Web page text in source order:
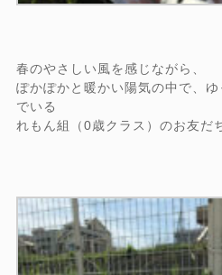
春のやさしい風を感じながら、
ぽかぽかと暖かい陽気の中で、
でいる
れもん組（0歳クラス）のお友だ